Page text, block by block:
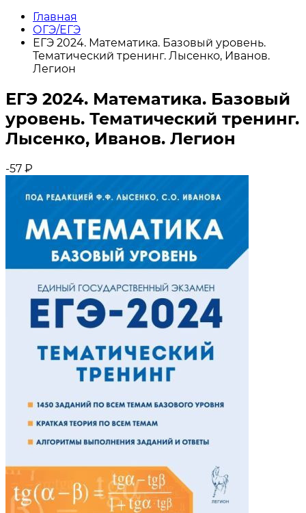
Главная
ОГЭ/ЕГЭ
ЕГЭ 2024. Математика. Базовый уровень.
Тематический тренинг. Лысенко, Иванов.
Легион
ЕГЭ 2024. Математика. Базовый
уровень. Тематический тренинг.
Лысенко, Иванов. Легион
-57 ₽